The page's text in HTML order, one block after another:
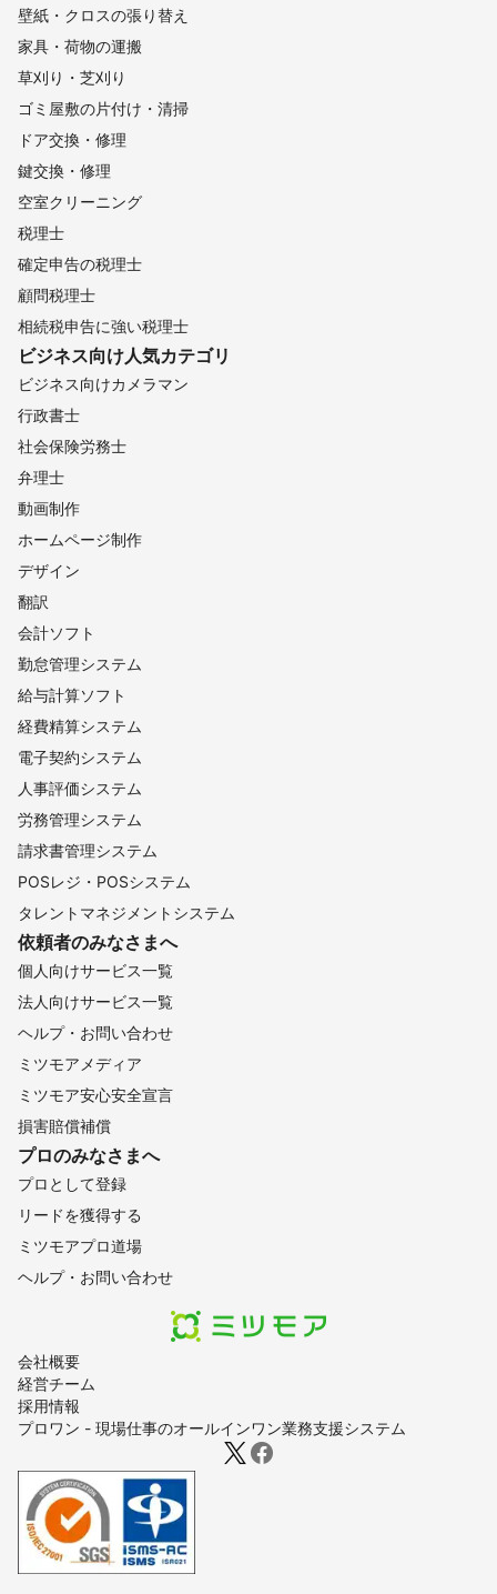
会社概要
経営チーム
採用情報
プロワン - 現場仕事のオールインワン業務支援システム
壁紙・クロスの張り替え
家具・荷物の運搬
草刈り・芝刈り
ゴミ屋敷の片付け・清掃
ドア交換・修理
鍵交換・修理
空室クリーニング
税理士
確定申告の税理士
顧問税理士
相続税申告に強い税理士
ビジネス向け人気カテゴリ
ビジネス向けカメラマン
行政書士
社会保険労務士
弁理士
動画制作
ホームページ制作
デザイン
翻訳
会計ソフト
勤怠管理システム
給与計算ソフト
経費精算システム
電子契約システム
人事評価システム
労務管理システム
請求書管理システム
POSレジ・POSシステム
タレントマネジメントシステム
依頼者のみなさまへ
個人向けサービス一覧
法人向けサービス一覧
ヘルプ・お問い合わせ
ミツモアメディア
ミツモア安心安全宣言
損害賠償補償
プロのみなさまへ
プロとして登録
リードを獲得する
ミツモアプロ道場
ヘルプ・お問い合わせ